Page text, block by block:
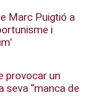
Marc Puigtió a
i
provocar un
seva “manca de